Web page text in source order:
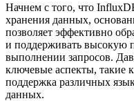
Начнем с того, что
хранения данных,
позволяет эффективно
и поддерживать высокую
выполнении запросов.
ключевые аспекты, такие
поддержка различных
данных.